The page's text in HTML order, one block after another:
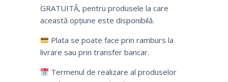
GRATUITĂ, pentru produsele la care
această opțiune este disponibilă.
Plata se poate face prin ramburs la
livrare sau prin transfer bancar.
Termenul de realizare al produselor